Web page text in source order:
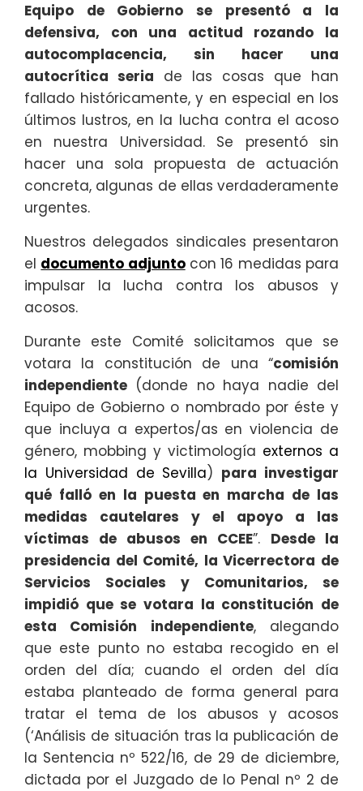
Equipo de Gobierno se presentó a la
defensiva, con una actitud rozando la
autocomplacencia, sin hacer una
autocrítica seria de las cosas que han
fallado históricamente, y en especial en los
últimos lustros, en la lucha contra el acoso
en nuestra Universidad. Se presentó sin
hacer una sola propuesta de actuación
concreta, algunas de ellas verdaderamente
urgentes.
Nuestros delegados sindicales presentaron
el documento adjuntocon 16 medidas para
impulsar la lucha contra los abusos y
acosos.
Durante este Comité solicitamos que se
votara la constitución de una “comisión
independiente (donde no haya nadie del
Equipo de Gobierno o nombrado por éste y
que incluya a expertos/as en violencia de
género, mobbing y victimología externos a
la Universidad de Sevilla) para investigar
qué falló en la puesta en marcha de las
medidas cautelares y el apoyo a las
víctimas de abusos en CCEE”. Desde la
presidencia del Comité, la Vicerrectora de
Servicios Sociales y Comunitarios, se
impidió que se votara la constitución de
esta Comisión independiente, alegando
que este punto no estaba recogido en el
orden del día; cuando el orden del día
estaba planteado de forma general para
tratar el tema de los abusos y acosos
(‘Análisis de situación tras la publicación de
la Sentencia nº 522/16, de 29 de diciembre,
dictada por el Juzgado de lo Penal nº 2 de